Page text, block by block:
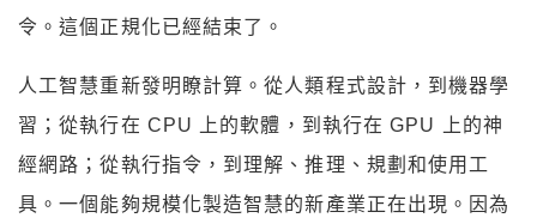
令。這個正規化已經結束了。
人工智慧重新發明瞭計算。從人類程式設計，到機器學
習；從執行在 CPU 上的軟體，到執行在 GPU 上的神
經網路；從執行指令，到理解、推理、規劃和使用工
具。一個能夠規模化製造智慧的新產業正在出現。因為